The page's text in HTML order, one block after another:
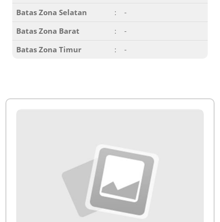
Batas Zona Selatan :
-
Batas Zona Barat
:
-
Batas Zona Timur
: -